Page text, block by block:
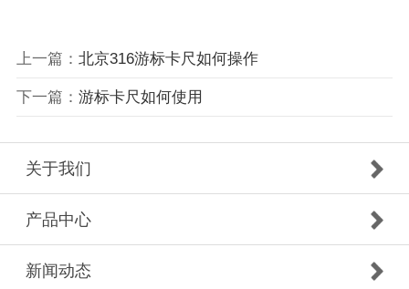
上一篇： 北京316游标卡尺如何操作
下一篇： 游标卡尺如何使用
关于我们
产品中心
新闻动态